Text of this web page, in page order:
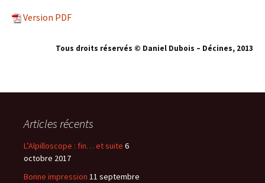
Version PDF
Tous droits réservés © Daniel Dubois – Décines, 2013
Articles récents
L’Alpilloscope : fin… et suite 6
octobre 2017
Bonne impression 11 septembre